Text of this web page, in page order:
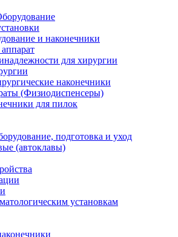
и наконечники
для хирургии
наконечники
(Физиодиспенсеры)
для пилок
подготовка и уход
(автоклавы)
установкам